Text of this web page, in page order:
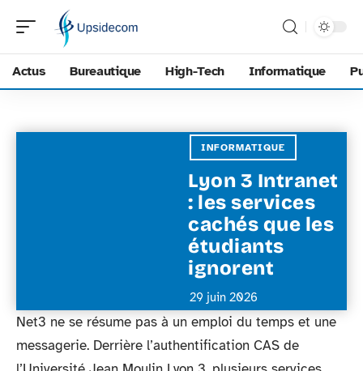
Actus Bureautique High-Tech Informatique
INFORMATIQUE
Lyon 3 Intranet
: les services
cachés que les
étudiants
ignorent
29 juin 2026
Net3 ne se résume pas à un emploi du temps et une
messagerie. Derrière l’authentification CAS de